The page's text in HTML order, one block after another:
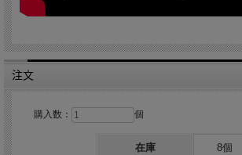
注文
購入数： 個
在庫 8個